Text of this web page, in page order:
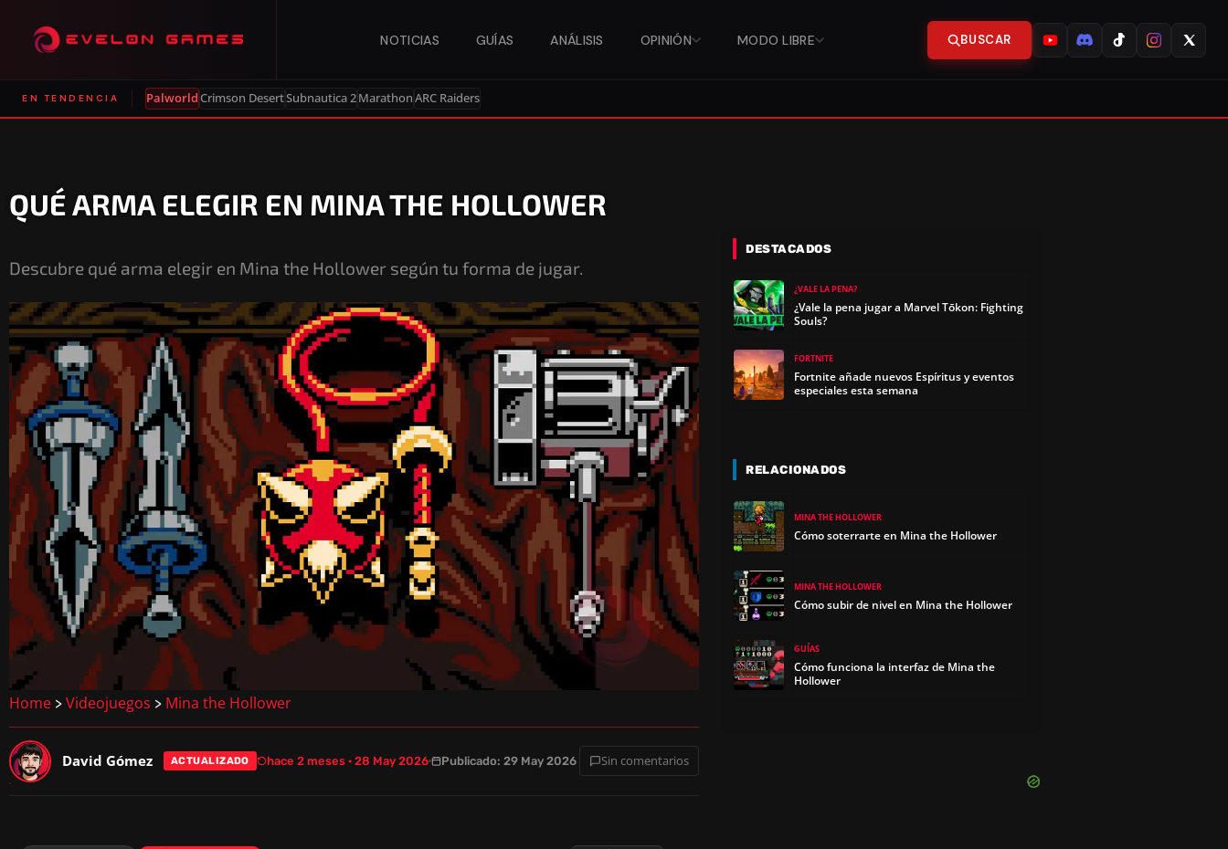
NOTICIAS GUÍAS ANÁLISIS OPINIÓN MODO LIBRE BUSCAR
EN TENDENCIA PalworldCrimson DesertSubnautica 2MarathonARC Raiders
QUÉ ARMA ELEGIR EN MINA THE HOLLOWER
Descubre qué arma elegir en Mina the Hollower según tu forma de jugar.
Home > Videojuegos > Mina the Hollower
David Gómez ACTUALIZADO hace 2 meses · 28 May 2026 Publicado: 29 May 2026 Sin comentarios
DESTACADOS
¿VALE LA PENA?
¿Vale la pena jugar a Marvel Tōkon: Fighting
Souls?
FORTNITE
Fortnite añade nuevos Espíritus y eventos
especiales esta semana
RELACIONADOS
MINA THE HOLLOWER
Cómo soterrarte en Mina the Hollower
MINA THE HOLLOWER
Cómo subir de nivel en Mina the Hollower
GUÍAS
Cómo funciona la interfaz de Mina the
Hollower